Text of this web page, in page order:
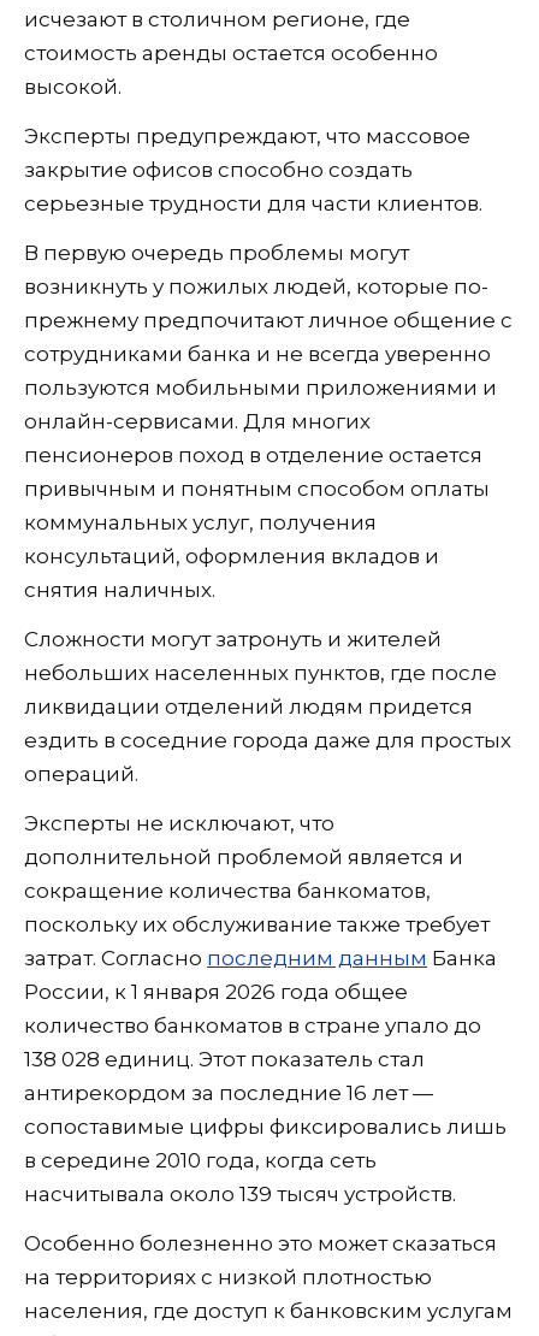
исчезают в столичном регионе, где
стоимость аренды остается особенно
высокой.
Эксперты предупреждают, что массовое
закрытие офисов способно создать
серьезные трудности для части клиентов.
В первую очередь проблемы могут
возникнуть у пожилых людей, которые по-
прежнему предпочитают личное общение с
сотрудниками банка и не всегда уверенно
пользуются мобильными приложениями и
онлайн-сервисами. Для многих
пенсионеров поход в отделение остается
привычным и понятным способом оплаты
коммунальных услуг, получения
консультаций, оформления вкладов и
снятия наличных.
Сложности могут затронуть и жителей
небольших населенных пунктов, где после
ликвидации отделений людям придется
ездить в соседние города даже для простых
операций.
Эксперты не исключают, что
дополнительной проблемой является и
сокращение количества банкоматов,
поскольку их обслуживание также требует
затрат. Согласно последним данным Банка
России, к 1 января 2026 года общее
количество банкоматов в стране упало до
138 028 единиц. Этот показатель стал
антирекордом за последние 16 лет —
сопоставимые цифры фиксировались лишь
в середине 2010 года, когда сеть
насчитывала около 139 тысяч устройств.
Особенно болезненно это может сказаться
на территориях с низкой плотностью
населения, где доступ к банковским услугам